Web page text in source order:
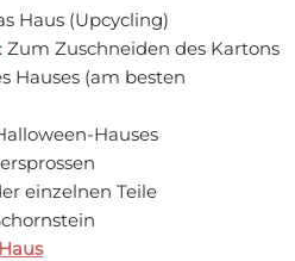
Haus (Upcycling)
Zum Zuschneiden des Kartons
Hauses (am besten
Hauses
einzelnen Teile